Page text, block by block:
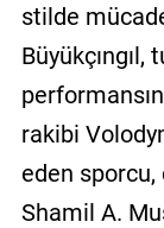
stilde
Büyükçıngıl,
rakibi
eden sporcu,
Shamil A.